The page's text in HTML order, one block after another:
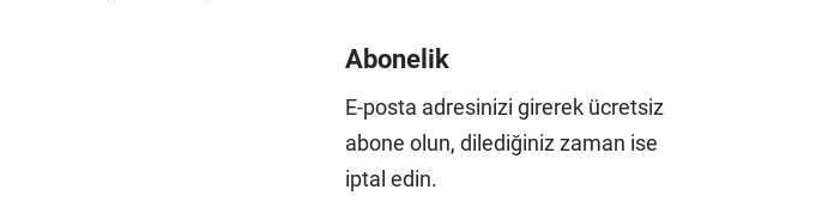
Abonelik
E-posta adresinizi girerek ücretsiz
abone olun, dilediğiniz zaman ise
iptal edin.